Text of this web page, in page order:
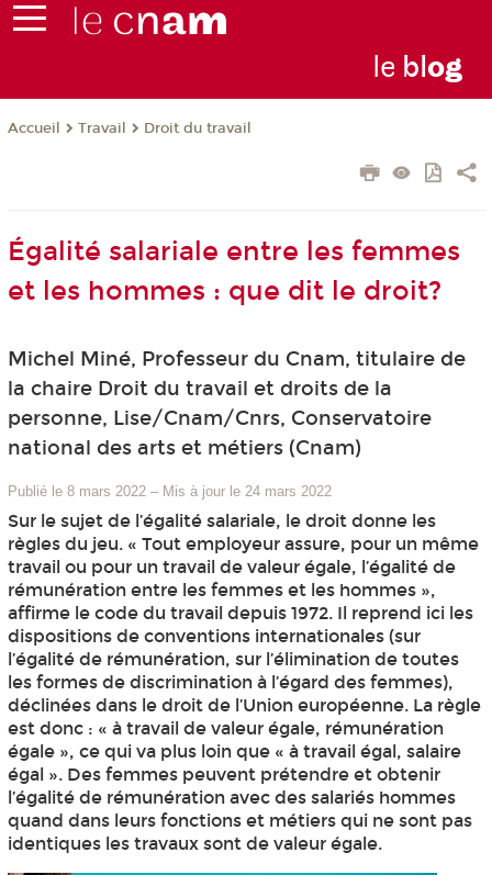
le blog
Accueil Travail Droit du travail
Égalité salariale entre les femmes
et les hommes : que dit le droit?
Michel Miné, Professeur du Cnam, titulaire de
la chaire Droit du travail et droits de la
personne, Lise/Cnam/Cnrs, Conservatoire
national des arts et métiers (Cnam)
Publié le 8 mars 2022 – Mis à jour le 24 mars 2022
Sur le sujet de l’égalité salariale, le droit donne les
règles du jeu. « Tout employeur assure, pour un même
travail ou pour un travail de valeur égale, l’égalité de
rémunération entre les femmes et les hommes »,
affirme le code du travail depuis 1972. Il reprend ici les
dispositions de conventions internationales (sur
l’égalité de rémunération, sur l’élimination de toutes
les formes de discrimination à l’égard des femmes),
déclinées dans le droit de l’Union européenne. La règle
est donc : « à travail de valeur égale, rémunération
égale », ce qui va plus loin que « à travail égal, salaire
égal ». Des femmes peuvent prétendre et obtenir
l’égalité de rémunération avec des salariés hommes
quand dans leurs fonctions et métiers qui ne sont pas
identiques les travaux sont de valeur égale.